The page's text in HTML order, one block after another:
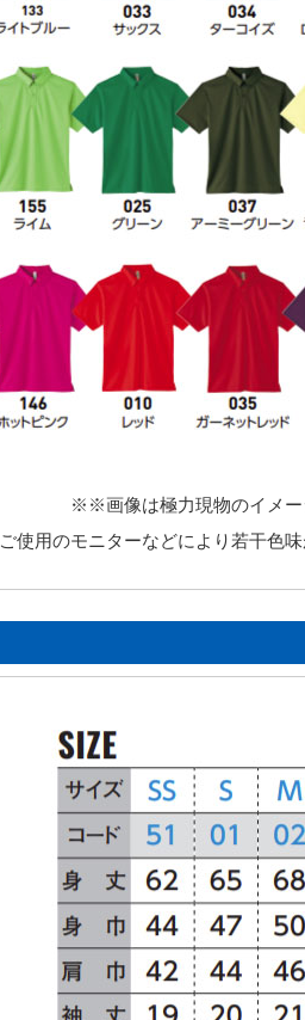
※※画像は極力現物のイメー
ご使用のモニターなどにより若干色